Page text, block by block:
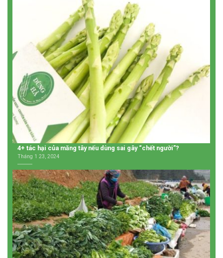
4+ tác hại của măng tây nếu dùng sai gây “chết người”?
Tháng 1 23, 2024